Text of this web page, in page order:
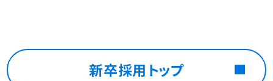
新卒採用トップ